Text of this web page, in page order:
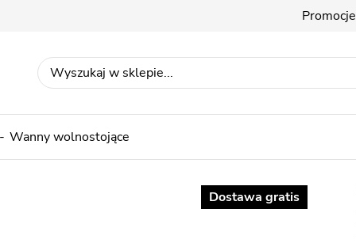
Promocje
Wanny wolnostojące
Dostawa gratis